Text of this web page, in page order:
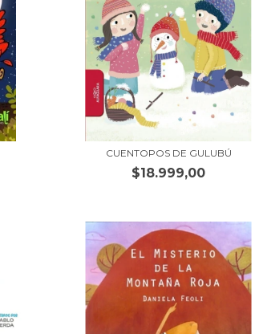
CUENTOPOS DE GULUBÚ
$18.999,00